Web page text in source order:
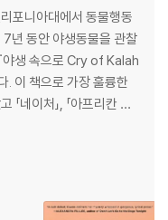
exquisite ode to the n
age story, and a surp
us that we are f
were, and that we are
secrets that nature kee
포니아대에서 동물행동
년 동안 야생동물을 관찰
야생 속으로 Cry of Kalah
. 이 책으로 가장 훌륭한
네이처」, 「아프리칸 저
프」를 비롯한 유수의 학
으며 『가재가 노래하는